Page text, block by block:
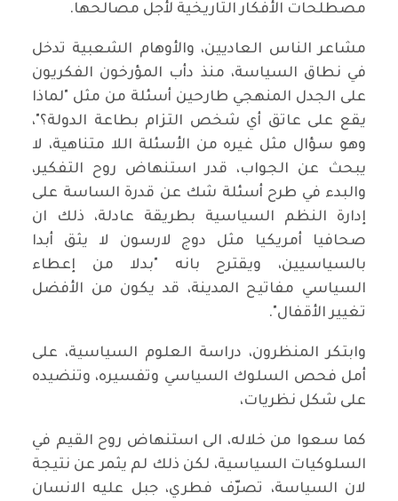
مصطلحات الأفكار التاريخية لأجل مصالحها.
مشاعر الناس العاديين، والأوهام الشعبية تدخل
في نطاق السياسة، منذ دأب المؤرخون الفكريون
على الجدل المنهجي طارحين أسئلة من مثل "لماذا
يقع على عاتق أي شخص التزام بطاعة الدولة؟"،
وهو سؤال مثل غيره من الأسئلة اللا متناهية، لا
يبحث عن الجواب، قدر استنهاض روح التفكير،
والبدء في طرح أسئلة شك عن قدرة الساسة على
إدارة النظم السياسية بطريقة عادلة، ذلك ان
صحافيا أمريكيا مثل دوج لارسون لا يثق أبدا
بالسياسيين، ويقترح بانه "بدلا من إعطاء
السياسي مفاتيح المدينة، قد يكون من الأفضل
تغيير الأقفال".
وابتكر المنظرون، دراسة العلوم السياسية، على
أمل فحص السلوك السياسي وتفسيره، وتنضيده
على شكل نظريات،
كما سعوا من خلاله، الى استنهاض روح القيم في
السلوكيات السياسية، لكن ذلك لم يثمر عن نتيجة
لان السياسة، تصرّف فطري، جبل عليه الانسان